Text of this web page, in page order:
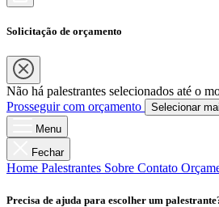
Solicitação de orçamento
Não há palestrantes selecionados até o
Prosseguir com orçamento
Selecionar
Menu
Fechar
Home Palestrantes Sobre Contato
Precisa de ajuda para escolher um